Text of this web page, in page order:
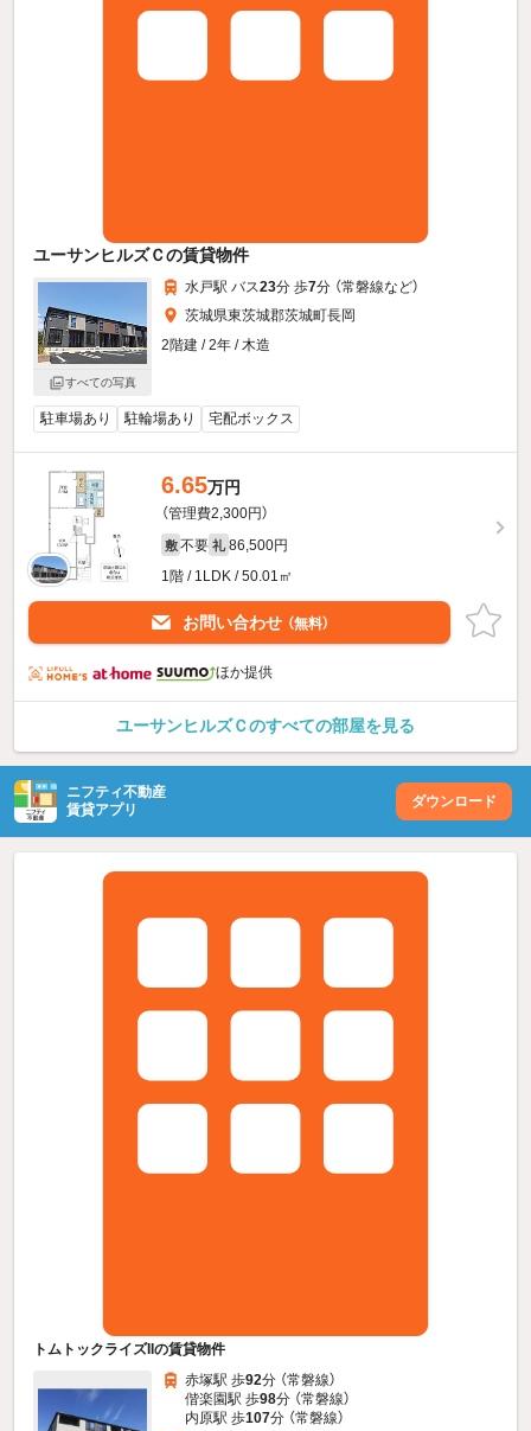
ユーサンヒルズＣの賃貸物件
すべての写真
水戸駅 バス23分 歩7分 （常磐線など）
茨城県東茨城郡茨城町長岡
2階建 / 2年 / 木造
駐車場あり 駐輪場あり 宅配ボックス
6.65万円
（管理費2,300円）
敷 不要 礼 86,500円
1階 / 1LDK / 50.01㎡
お問い合わせ （無料）
ほか提供
ユーサンヒルズＣのすべての部屋を見る
ニフティ不動産
賃貸アプリ
ダウンロード
トムトックライズIIの賃貸物件
赤塚駅 歩92分 （常磐線）
偕楽園駅 歩98分 （常磐線）
内原駅 歩107分 （常磐線）